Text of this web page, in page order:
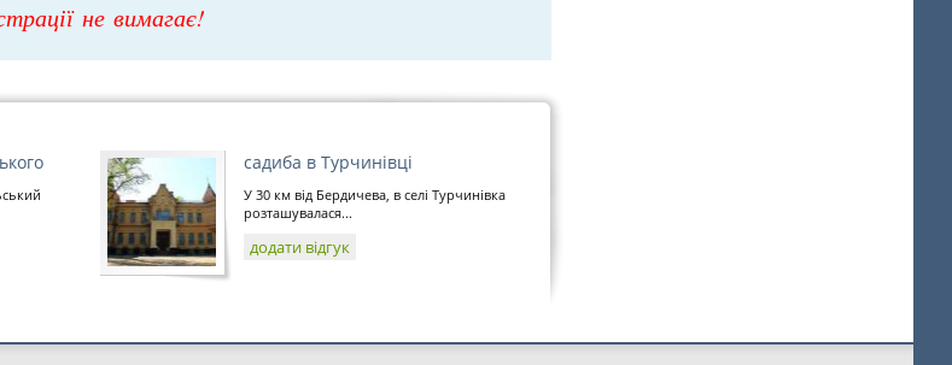
не вимагає!
садиба в Турчинівці
У 30 км від Бердичева, в селі Турчинівка
розташувалася...
додати відгук